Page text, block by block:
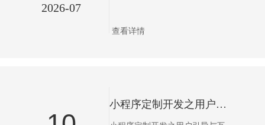
2026-07
查看详情
小程序定制开发之用户引导与互动